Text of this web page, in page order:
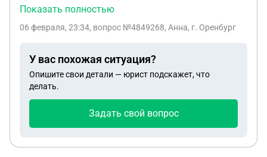
найма в соц найм перевести квартиру и в
месяца прошло , документы так и не отдали , до
лет , как с них требовать чтобы быстрее
документы отдавали ?
Показать полностью
06 февраля, 23:34, вопрос №4849268, Анна, г. Оренбург
У вас похожая ситуация?
Опишите свои детали — юрист подскажет, что
делать.
Задать свой вопрос